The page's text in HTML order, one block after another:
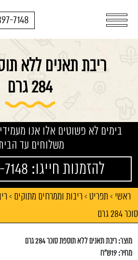
7148
ריבת תאנים ללא
284 גרם
בימים לא פשוטים אלו אנו
משלוחים עד
להזמנות חייגו: 072-397-7148
ראשי > תפריט > ריבות וממרחים מתוקים >
סוכר 284 גרם
מוצר: ריבת תאנים ללא תוספת סוכר 284 גרם
מחיר: 19ש"ח